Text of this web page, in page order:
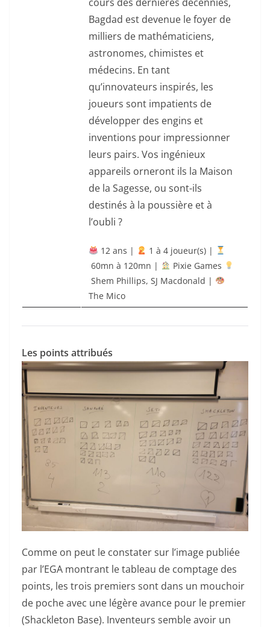
Bagdad est devenue le foyer de
milliers de mathématiciens,
astronomes, chimistes et
médecins. En tant
qu’innovateurs inspirés, les
joueurs sont impatients de
développer des engins et
inventions pour impressionner
leurs pairs. Vos ingénieux
appareils orneront ils la Maison
de la Sagesse, ou sont-ils
destinés à la poussière et à
l’oubli ?
12 ans |
‍ 1 à 4 joueur(s) |
60mn à 120mn |
Pixie Games
Shem Phillips, SJ Macdonald |
The Mico
Les points attribués
Comme on peut le constater sur l’image publiée
par l’EGA montrant le tableau de comptage des
points, les trois premiers sont dans un mouchoir
de poche avec une légère avance pour le premier
(Shackleton Base). Inventeurs semble avoir un